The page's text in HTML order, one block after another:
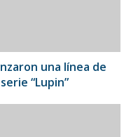
una línea de
“Lupin”